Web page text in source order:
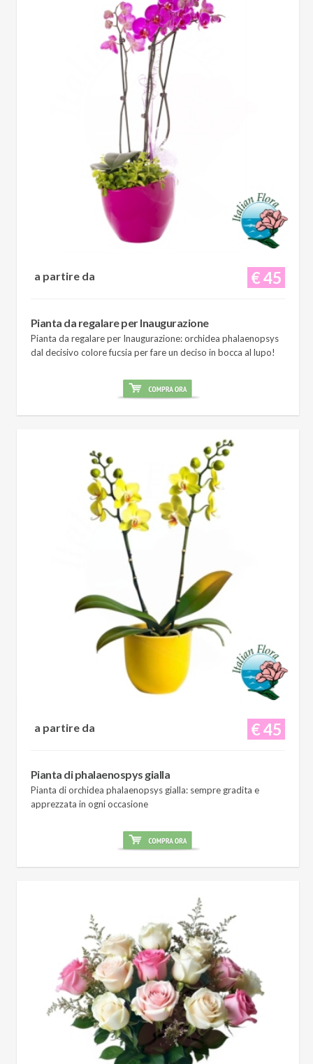
€ 45
a partire da
Pianta da regalare per Inaugurazione
Pianta da regalare per Inaugurazione: orchidea phalaenopsys
dal decisivo colore fucsia per fare un deciso in bocca al lupo!
€ 45
a partire da
Pianta di phalaenospys gialla
Pianta di orchidea phalaenopsys gialla: sempre gradita e
apprezzata in ogni occasione